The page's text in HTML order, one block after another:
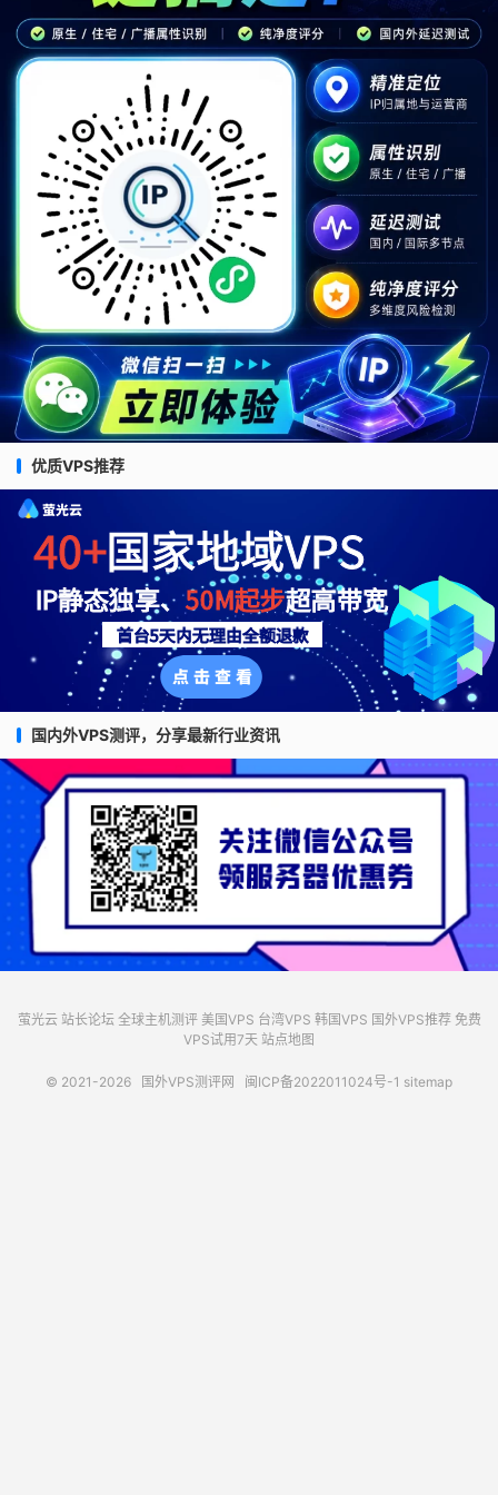
优质VPS推荐
国内外VPS测评，分享最新行业资讯
萤光云 站长论坛 全球主机测评 美国VPS 台湾VPS 韩国VPS 国外VPS推荐 免费
VPS试用7天 站点地图
© 2021-2026 国外VPS测评网 闽ICP备2022011024号-1 sitemap